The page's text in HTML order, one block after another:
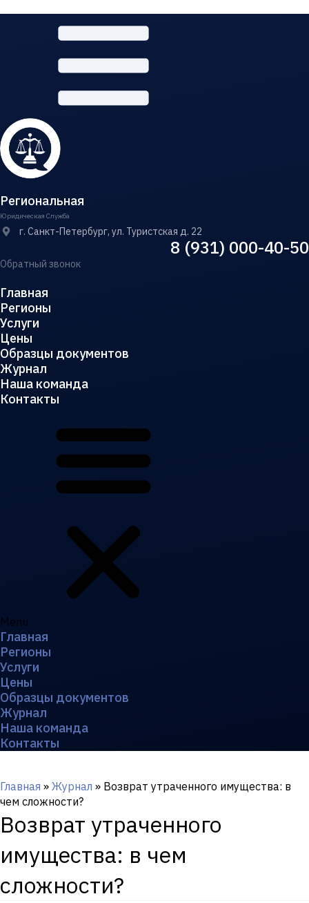
Региональная
Юридическая Служба
г. Санкт-Петербург, ул. Туристская д. 22
8 (931) 000-40-50
Обратный звонок
Главная
Регионы
Услуги
Цены
Образцы документов
Журнал
Наша команда
Контакты
Menu
Главная
Регионы
Услуги
Цены
Образцы документов
Журнал
Наша команда
Контакты
Главная » Журнал » Возврат утраченного имущества: в
чем сложности?
Возврат утраченного
имущества: в чем
сложности?